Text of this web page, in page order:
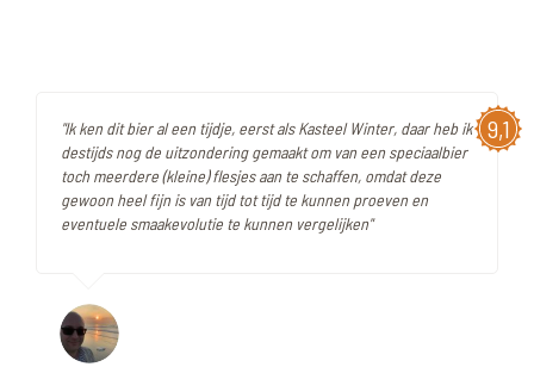
9,1
"Ik ken dit bier al een tijdje, eerst als Kasteel Winter, daar heb ik
destijds nog de uitzondering gemaakt om van een speciaalbier
toch meerdere (kleine) flesjes aan te schaffen, omdat deze
gewoon heel fijn is van tijd tot tijd te kunnen proeven en
eventuele smaakevolutie te kunnen vergelijken"